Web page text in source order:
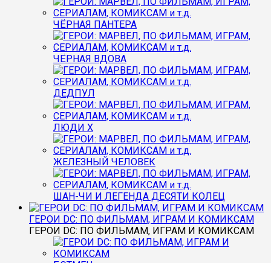
ЧЁРНАЯ ПАНТЕРА
ЧЁРНАЯ ВДОВА
ДЕДПУЛ
ЛЮДИ Х
ЖЕЛЕЗНЫЙ ЧЕЛОВЕК
ШАН-ЧИ И ЛЕГЕНДА ДЕСЯТИ КОЛЕЦ
ГЕРОИ DC: ПО ФИЛЬМАМ, ИГРАМ И КОМИКСАМ
ГЕРОИ DC: ПО ФИЛЬМАМ, ИГРАМ И КОМИКСАМ